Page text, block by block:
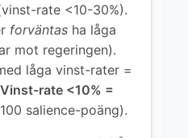
rate <10-30%).
forväntas ha låga
mot regeringen).
låga vinst-rater =
Vinst-rate <10% =
salience-poäng).